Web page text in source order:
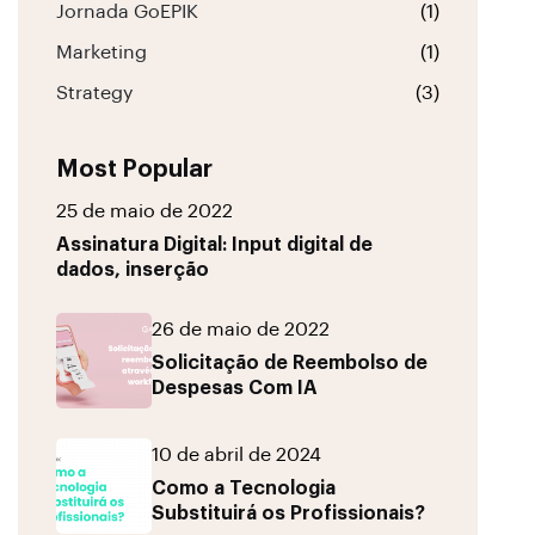
Jornada GoEPIK (1)
Marketing (1)
Strategy (3)
Most Popular
25 de maio de 2022
Assinatura Digital: Input digital de
dados, inserção
26 de maio de 2022
Solicitação de Reembolso de
Despesas Com IA
10 de abril de 2024
Como a Tecnologia
Substituirá os Profissionais?